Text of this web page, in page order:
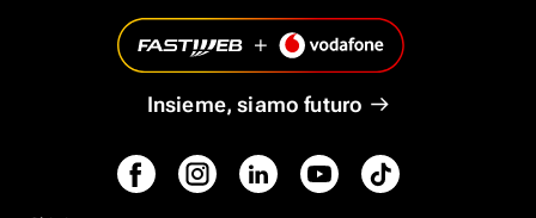
Insieme, siamo futuro